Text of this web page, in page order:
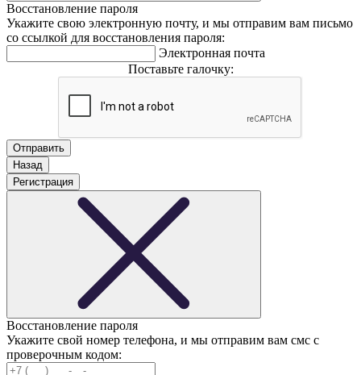
Восстановление пароля
Укажите свою электронную почту, и мы отправим вам письмо
со ссылкой для восстановления пароля:
Электронная почта
Поставьте галочку:
Назад
Регистрация
Восстановление пароля
Укажите свой номер телефона, и мы отправим вам смс с
проверочным кодом: